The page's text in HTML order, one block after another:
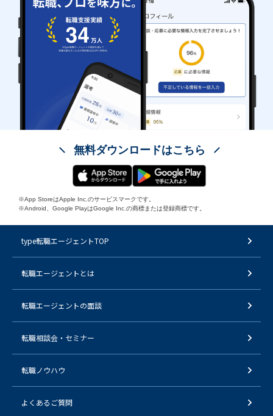
無料ダウンロードはこちら
※App StoreはApple Inc.のサービスマークです。
※Android、Google PlayはGoogle Inc.の商標または登録商標です。
type転職エージェントTOP
転職エージェントとは
転職エージェントの面談
転職相談会・セミナー
転職ノウハウ
よくあるご質問